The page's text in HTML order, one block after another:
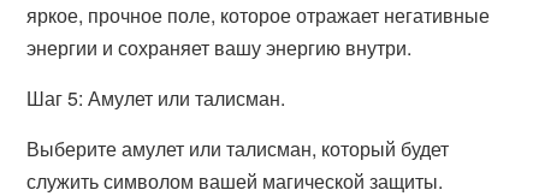
яркое, прочное поле, которое отражает негативные
энергии и сохраняет вашу энергию внутри.
Шаг 5: Амулет или талисман.
Выберите амулет или талисман, который будет
служить символом вашей магической защиты.